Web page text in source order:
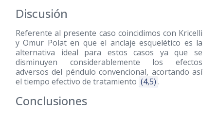
Discusión
Referente al presente caso coincidimos con Kricelli
y Omur Polat en que el anclaje esquelético es la
alternativa ideal para estos casos ya que se
disminuyen considerablemente los efectos
adversos del péndulo convencional, acortando así
el tiempo efectivo de tratamiento (4,5) .
Conclusiones